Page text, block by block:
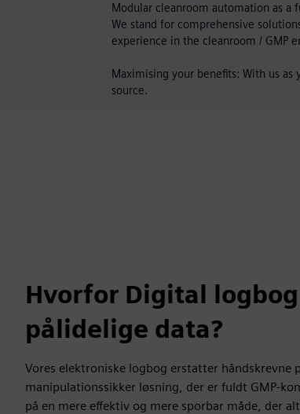
Modular cleanroom automation as a
We stand for comprehensive
experience in the cleanroom / GMP
Maximising your benefits: With us
source.
Hvorfor Digital
pålidelige data?
Vores elektroniske logbog erstatter håndskrevne
manipulationssikker løsning, der er fuldt GMP-
på en mere effektiv og mere sporbar måde, der